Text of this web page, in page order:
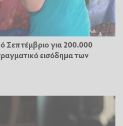
Σεπτέμβριο για 200.000
εισόδημα των